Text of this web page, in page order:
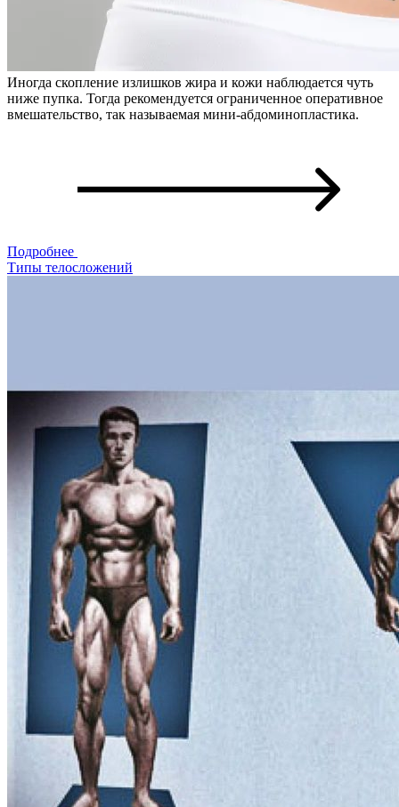
Иногда скопление излишков жира и кожи наблюдается чуть
ниже пупка. Тогда рекомендуется ограниченное оперативное
вмешательство, так называемая мини-абдоминопластика.
Подробнее
Типы телосложений